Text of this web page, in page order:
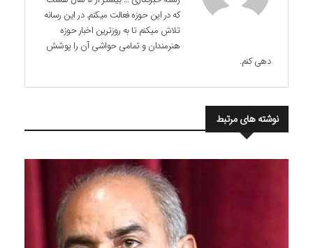
که در این حوزه فعالت میکنم. در این رسانه
تلاش میکنم تا به روزترین اخبار حوزه
هنرمندان و تمامی حواشی آن را پوشش
دهی کنم.
نوشته های مرتبط